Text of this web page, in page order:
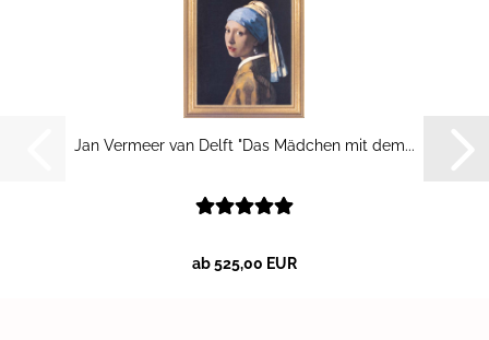
Jan Ver­meer van Delft "Das Mäd­chen mit dem...
ab 525,00 EUR